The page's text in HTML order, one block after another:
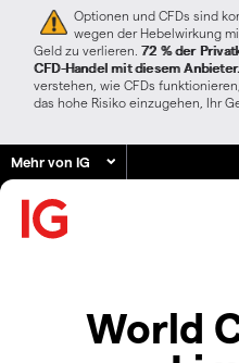
Optionen und CFDs sind
wegen der Hebelwirkung
Geld zu verlieren. 72 % der
CFD-Handel mit diesem Anbieter.
verstehen, wie CFDs
das hohe Risiko einzugehen, Ihr
Mehr von IG
World